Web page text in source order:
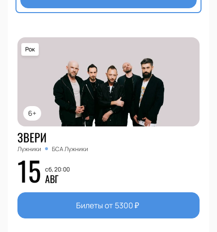
6+
Рок
ЗВЕРИ
Лужники БСА Лужники
15 сб, 20:00
АВГ
Билеты от 5300₽